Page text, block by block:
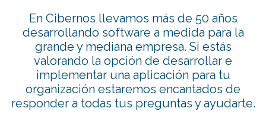
En Cibernos llevamos más de 50 años
desarrollando software a medida para la
grande y mediana empresa. Si estás
valorando la opción de desarrollar e
implementar una aplicación para tu
organización estaremos encantados de
responder a todas tus preguntas y ayudarte.